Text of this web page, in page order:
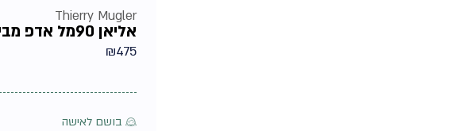
Thierry Mugler
אליאן 90מל אדפ מבית טיירי מוגלר – בושם לאשה
₪475
♀ בושם לאישה